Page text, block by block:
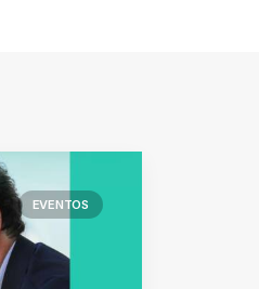
EVENTOS